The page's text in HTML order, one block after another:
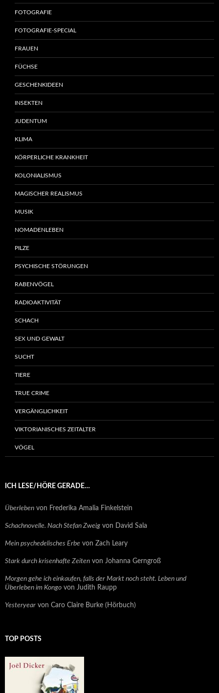
FOTOGRAFIE
FOTOGRAFIE-SPECIAL
FRAUEN
FÜCHSE
GESCHENKIDEEN
INSEKTEN
JUDENTUM
KLIMA
KÖRPERLICHE KRANKHEIT
KOLONIALISMUS
MAGISCHER REALISMUS
MUSIK
NOMADENLEBEN
PILZE
PSYCHISCHE STÖRUNGEN
RABENVÖGEL
RADIOAKTIVITÄT
SCHACH
SEX UND GEWALT
SUCHT
TIERE
TRUE CRIME
VERGÄNGLICHKEIT
VIKTORIANISCHES ZEITALTER
VÖGEL
ICH LESE/HÖRE GERADE…
Überleben von Frederika Amalia Finkelstein
Schachnovelle. Nach Stefan Zweig von David Sala
Mein psychedelisches Erbe von Zach Leary
Stark durch krisenhafte Zeiten von Johanna Gerngroß
Morgen gehe ich einkaufen, falls der Markt noch steht. Leben und
Überleben im Kongo von Judith Raupp
Yesteryear von Caro Claire Burke (Hörbuch)
TOP POSTS